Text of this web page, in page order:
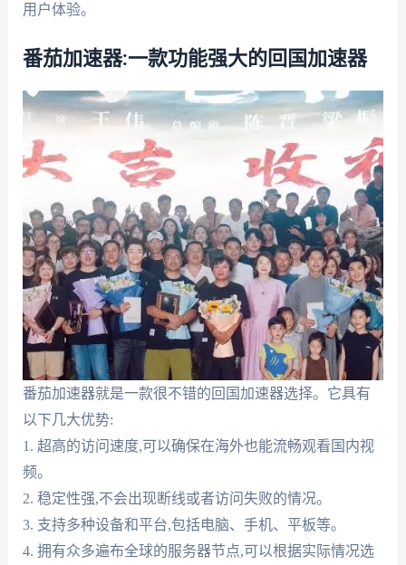
用户体验。
番茄加速器:一款功能强大的回国加速器
番茄加速器就是一款很不错的回国加速器选择。它具有
以下几大优势:
1. 超高的访问速度,可以确保在海外也能流畅观看国内视
频。
2. 稳定性强,不会出现断线或者访问失败的情况。
3. 支持多种设备和平台,包括电脑、手机、平板等。
4. 拥有众多遍布全球的服务器节点,可以根据实际情况选